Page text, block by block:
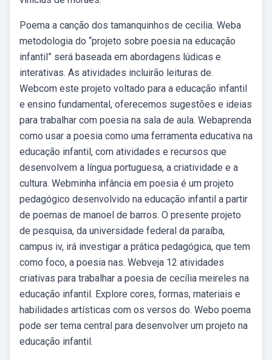
Poema a canção dos tamanquinhos de cecilia. Weba
metodologia do “projeto sobre poesia na educação
infantil” será baseada em abordagens lúdicas e
interativas. As atividades incluirão leituras de.
Webcom este projeto voltado para a educação infantil
e ensino fundamental, oferecemos sugestões e ideias
para trabalhar com poesia na sala de aula. Webaprenda
como usar a poesia como uma ferramenta educativa na
educação infantil, com atividades e recursos que
desenvolvem a língua portuguesa, a criatividade e a
cultura. Webminha infância em poesia é um projeto
pedagógico desenvolvido na educação infantil a partir
de poemas de manoel de barros. O presente projeto
de pesquisa, da universidade federal da paraíba,
campus iv, irá investigar a prática pedagógica, que tem
como foco, a poesia nas. Webveja 12 atividades
criativas para trabalhar a poesia de cecília meireles na
educação infantil. Explore cores, formas, materiais e
habilidades artísticas com os versos do. Webo poema
pode ser tema central para desenvolver um projeto na
educação infantil.